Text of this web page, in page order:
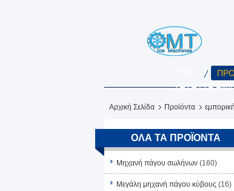
ΖΗΤΉΣΤΕ
Αρχική Σελίδα Προϊόντα
ΌΛΑ ΤΑ ΠΡΟΪΌΝΤΑ
Μηχανή πάγου σωλήνων (160)
Μεγάλη μηχανή πάγου κύβους (16)